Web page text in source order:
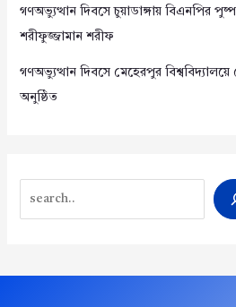
গণঅভ্যুত্থান দিবসে চুয়াডাঙ্গায় বিএনপির
শরীফুজ্জামান শরীফ
গণঅভ্যুত্থান দিবসে মেহেরপুর
অনুষ্ঠিত